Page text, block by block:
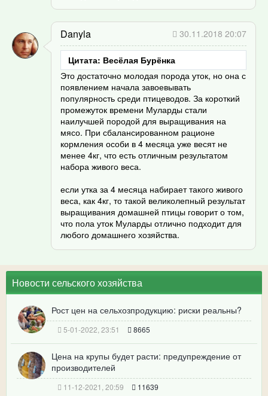
Danyla 30.11.2018 20:07
Цитата: Весёлая Бурёнка
Это достаточно молодая порода уток, но она с
появлением начала завоевывать
популярность среди птицеводов. За короткий
промежуток времени Муларды стали
наилучшей породой для выращивания на
мясо. При сбалансированном рационе
кормления особи в 4 месяца уже весят не
менее 4кг, что есть отличным результатом
набора живого веса.
если утка за 4 месяца набирает такого живого
веса, как 4кг, то такой великолепный результат
выращивания домашней птицы говорит о том,
что пола уток Муларды отлично подходит для
любого домашнего хозяйства.
Новости сельского хозяйства
Рост цен на сельхозпродукцию: риски реальны?
5-01-2022, 23:51 8665
Цена на крупы будет расти: предупреждение от
производителей
11-12-2021, 20:59 11639